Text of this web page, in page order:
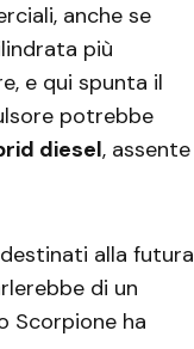
anche se
più
e qui spunta il
potrebbe
diesel, assente
destinati alla futura
di un
Scorpione ha